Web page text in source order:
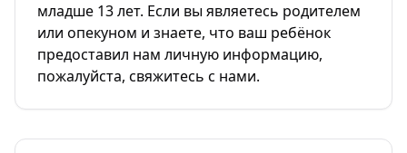
младше 13 лет. Если вы являетесь родителем
или опекуном и знаете, что ваш ребёнок
предоставил нам личную информацию,
пожалуйста, свяжитесь с нами.